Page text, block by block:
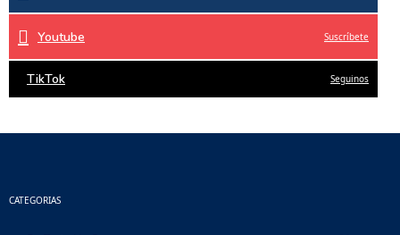
Youtube Suscríbete
TikTok Seguinos
CATEGORIAS